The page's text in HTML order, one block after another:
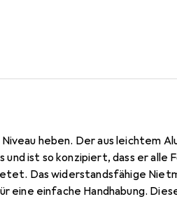
heben. Der aus leichtem
ist so konzipiert, dass er alle
Das widerstandsfähige
eine einfache Handhabung.